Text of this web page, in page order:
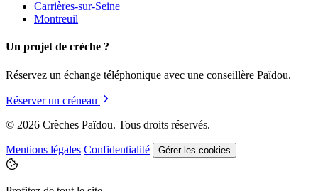
Carrières-sur-Seine
Montreuil
Un projet de crèche ?
Réservez un échange téléphonique avec une conseillère Païdou.
Réserver un créneau
© 2026 Crèches Païdou. Tous droits réservés.
Mentions légales Confidentialité Gérer les cookies